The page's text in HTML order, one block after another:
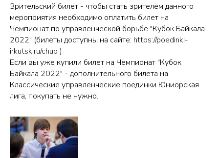
Зрительский билет - чтобы стать зрителем данного
мероприятия необходимо оплатить билет на
Чемпионат по управленческой борьбе "Кубок Байкала
2022" (билеты доступны на сайте: https://poedinki-
irkutsk.ru/chub )
Если вы уже купили билет на Чемпионат "Кубок
Байкала 2022" - дополнительного билета на
Классические управленческие поединки Юниорская
лига, покупать не нужно.